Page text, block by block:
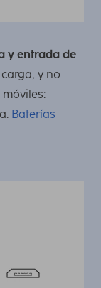
y entrada de
y no
Baterías